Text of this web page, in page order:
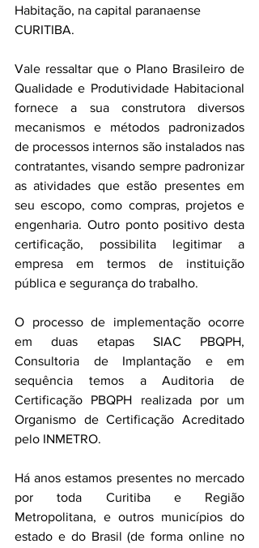
Habitação, na capital paranaense
CURITIBA.
Vale ressaltar que o Plano Brasileiro de
Qualidade e Produtividade Habitacional
fornece a sua construtora diversos
mecanismos e métodos padronizados
de processos internos são instalados nas
contratantes, visando sempre padronizar
as atividades que estão presentes em
seu escopo, como compras, projetos e
engenharia. Outro ponto positivo desta
certificação, possibilita legitimar a
empresa em termos de instituição
pública e segurança do trabalho.
O processo de implementação ocorre
em duas etapas SIAC PBQPH,
Consultoria de Implantação e em
sequência temos a Auditoria de
Certificação PBQPH realizada por um
Organismo de Certificação Acreditado
pelo INMETRO.
Há anos estamos presentes no mercado
por toda Curitiba e Região
Metropolitana, e outros municípios do
estado e do Brasil (de forma online no